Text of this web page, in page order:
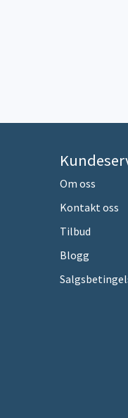
Om oss
Kontakt oss
Tilbud
Blogg